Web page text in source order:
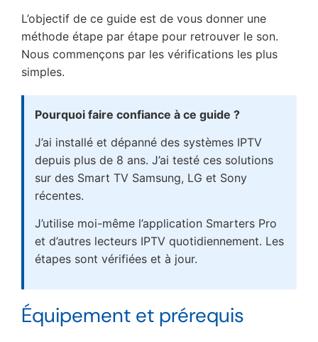
L’objectif de ce guide est de vous donner une
méthode étape par étape pour retrouver le son.
Nous commençons par les vérifications les plus
simples.
Pourquoi faire confiance à ce guide ?
J’ai installé et dépanné des systèmes IPTV
depuis plus de 8 ans. J’ai testé ces solutions
sur des Smart TV Samsung, LG et Sony
récentes.
J’utilise moi-même l’application Smarters Pro
et d’autres lecteurs IPTV quotidiennement. Les
étapes sont vérifiées et à jour.
Équipement et prérequis